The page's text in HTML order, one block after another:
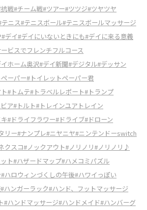
戦#チーム戦#ツアー#ツツジ#ツヤツヤ
ニス#テニスボール#テニスボールマッサージ
#デイ#デイにいないときにも#デイに来る意義
ビスでフレンチフルコース
ホーム奥沢#デイ新聞#デジタル#デッサン
ーパー#トイレットペーパー君
#トムテ#トラベルレポート#トランプ
ア#トルト#トレインユアトレイン
#ドライフラワー#ドライブ#ドローン
リー#ナンプレ#ニヤニヤ#ニンテンドーswitch
クスコ#ノックアウト#ノリノリ#ノリノリ♪
ト#ハザードマップ#ハメコミパズル
#ハロウィンづくしの午後#ハワイっぽい
#ハンガーラック#ハンド、フットマッサージ
#ハンドマッサージ#ハンドメイド#ハンバーグ